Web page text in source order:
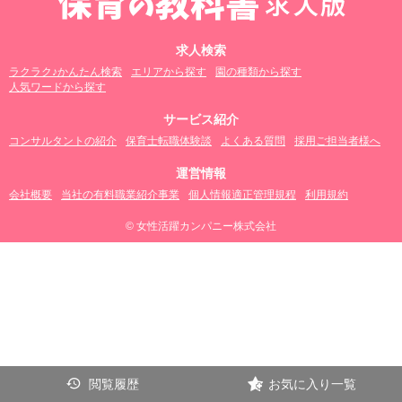
求人検索
ラクラク♪かんたん検索 エリアから探す
園の種類から探す
人気ワードから探す
サービス紹介
コンサルタントの紹介 保育士転職体験談 よくある質問 採用ご担当者様へ
運営情報
会社概要 当社の有料職業紹介事業 個人情報適正管理規程 利用規約
© 女性活躍カンパニー株式会社
閲覧履歴 お気に入り一覧